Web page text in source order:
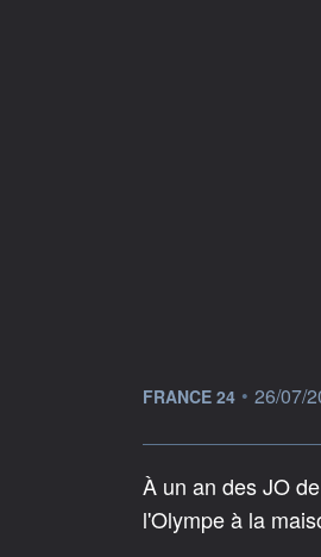
information fournie
FRANCE 24 • 26/07/
À un an des JO
l'Olympe à la